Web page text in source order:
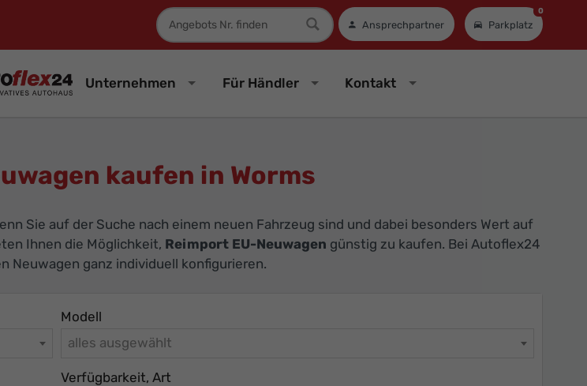
Fahrzeugnummer
Ansprechpartner Parkplatz
0
Unternehmen Für Händler Kontakt
kaufen in Worms
Sie auf der Suche nach einem neuen Fahrzeug sind und dabei besonders Wert auf
Ihnen die Möglichkeit, Reimport EU-Neuwagen günstig zu kaufen. Bei Autoflex24
Neuwagen ganz individuell konfigurieren.
Modell
alles ausgewählt
Verfügbarkeit, Art